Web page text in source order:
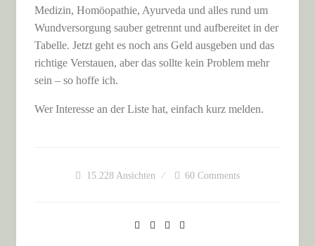
Medizin, Homöopathie, Ayurveda und alles rund um
Wundversorgung sauber getrennt und aufbereitet in der
Tabelle. Jetzt geht es noch ans Geld ausgeben und das
richtige Verstauen, aber das sollte kein Problem mehr
sein – so hoffe ich.
Wer Interesse an der Liste hat, einfach kurz melden.
15.228 Ansichten 60 Comments